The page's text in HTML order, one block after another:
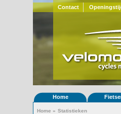
Contact
Home
Home » Statistieken